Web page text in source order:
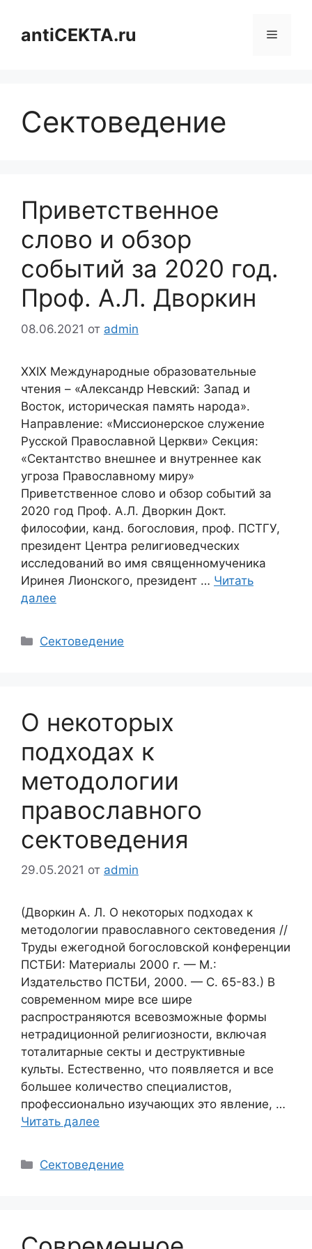
содержимому
antiCEKTA.ru Меню
Сектоведение
Приветственное
слово и обзор
событий за 2020 год.
Проф. А.Л. Дворкин
08.06.2021 от admin
ХХIX Международные образовательные
чтения – «Александр Невский: Запад и
Восток, историческая память народа».
Направление: «Миссионерское служение
Русской Православной Церкви» Секция:
«Сектантство внешнее и внутреннее как
угроза Православному миру»
Приветственное слово и обзор событий за
2020 год Проф. А.Л. Дворкин Докт.
философии, канд. богословия, проф. ПСТГУ,
президент Центра религиоведческих
исследований во имя священномученика
Иринея Лионского, президент … Читать
далее
Рубрики
Сектоведение
О некоторых
подходах к
методологии
православного
сектоведения
29.05.2021 от admin
(Дворкин А. Л. О некоторых подходах к
методологии православного сектоведения //
Труды ежегодной богословской конференции
ПСТБИ: Материалы 2000 г. — М.:
Издательство ПСТБИ, 2000. — С. 65-83.) В
современном мире все шире
распространяются всевозможные формы
нетрадиционной религиозности, включая
тоталитарные секты и деструктивные
культы. Естественно, что появляется и все
большее количество специалистов,
профессионально изучающих это явление, …
Читать далее
Рубрики
Сектоведение